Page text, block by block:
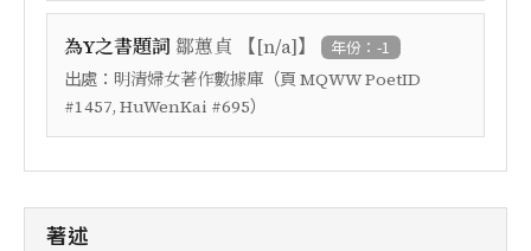
為Y之書題詞 鄒蕙貞 【[n/a]】 年份：-1
出處： 明清婦女著作數據庫 （頁 MQWW PoetID
#1457, HuWenKai #695）
著述